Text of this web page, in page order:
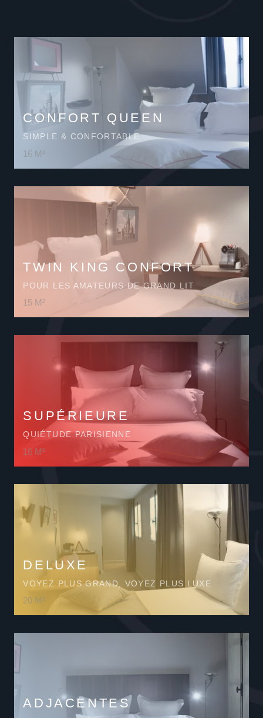
CONFORT QUEEN
SIMPLE & CONFORTABLE
16 M²
TWIN KING CONFORT
POUR LES AMATEURS DE GRAND LIT
15 M²
SUPÉRIEURE
QUIÉTUDE PARISIENNE
16 M²
DELUXE
VOYEZ PLUS GRAND, VOYEZ PLUS LUXE
20 M²
ADJACENTES